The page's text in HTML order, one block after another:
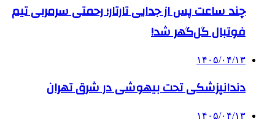
چند ساعت پس از جدایی تارتار؛ رحمتی سرمربی تیم
فوتبال گل‌گهر شد!
۱۴۰۵/۰۴/۱۳
دندانپزشکی تحت بیهوشی در شرق تهران
۱۴۰۵/۰۴/۱۳